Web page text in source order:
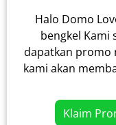
Halo Domo
bengkel Kami
dapatkan promo
kami akan
Klaim